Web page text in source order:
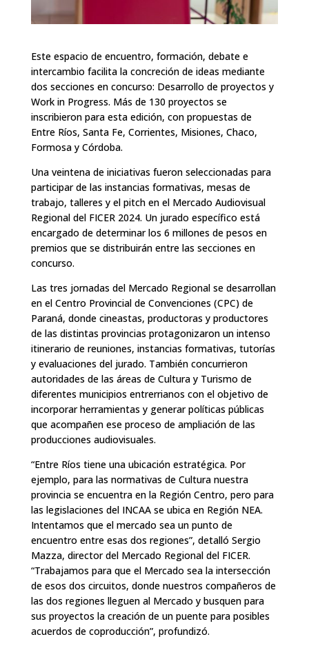
Este espacio de encuentro, formación, debate e
intercambio facilita la concreción de ideas mediante
dos secciones en concurso: Desarrollo de proyectos y
Work in Progress. Más de 130 proyectos se
inscribieron para esta edición, con propuestas de
Entre Ríos, Santa Fe, Corrientes, Misiones, Chaco,
Formosa y Córdoba.
Una veintena de iniciativas fueron seleccionadas para
participar de las instancias formativas, mesas de
trabajo, talleres y el pitch en el Mercado Audiovisual
Regional del FICER 2024. Un jurado específico está
encargado de determinar los 6 millones de pesos en
premios que se distribuirán entre las secciones en
concurso.
Las tres jornadas del Mercado Regional se desarrollan
en el Centro Provincial de Convenciones (CPC) de
Paraná, donde cineastas, productoras y productores
de las distintas provincias protagonizaron un intenso
itinerario de reuniones, instancias formativas, tutorías
y evaluaciones del jurado. También concurrieron
autoridades de las áreas de Cultura y Turismo de
diferentes municipios entrerrianos con el objetivo de
incorporar herramientas y generar políticas públicas
que acompañen ese proceso de ampliación de las
producciones audiovisuales.
“Entre Ríos tiene una ubicación estratégica. Por
ejemplo, para las normativas de Cultura nuestra
provincia se encuentra en la Región Centro, pero para
las legislaciones del INCAA se ubica en Región NEA.
Intentamos que el mercado sea un punto de
encuentro entre esas dos regiones”, detalló Sergio
Mazza, director del Mercado Regional del FICER.
“Trabajamos para que el Mercado sea la intersección
de esos dos circuitos, donde nuestros compañeros de
las dos regiones lleguen al Mercado y busquen para
sus proyectos la creación de un puente para posibles
acuerdos de coproducción”, profundizó.